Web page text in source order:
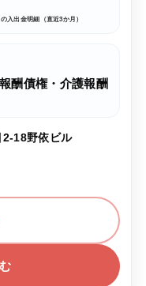
入出金明細（直近3か月）
酬債権・介護報酬
2-18野依ビル